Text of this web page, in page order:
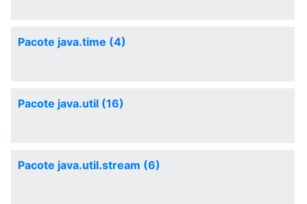
Pacote java.time (4)
Pacote java.util (16)
Pacote java.util.stream (6)